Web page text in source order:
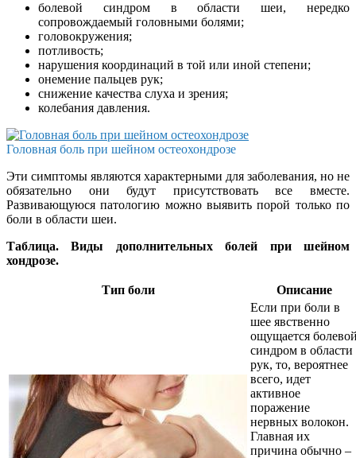
болевой синдром в области шеи, нередко
сопровождаемый головными болями;
головокружения;
потливость;
нарушения координаций в той или иной степени;
онемение пальцев рук;
снижение качества слуха и зрения;
колебания давления.
Головная боль при шейном остеохондрозе
Эти симптомы являются характерными для заболевания, но не
обязательно они будут присутствовать все вместе.
Развивающуюся патологию можно выявить порой только по
боли в области шеи.
Таблица. Виды дополнительных болей при шейном
хондрозе.
Тип боли Описание
Если при боли в
шее явственно
ощущается
синдром в области
рук, то, вероятнее
всего, идет
активное
поражение
нервных волокон.
Главная их
причина обычно –